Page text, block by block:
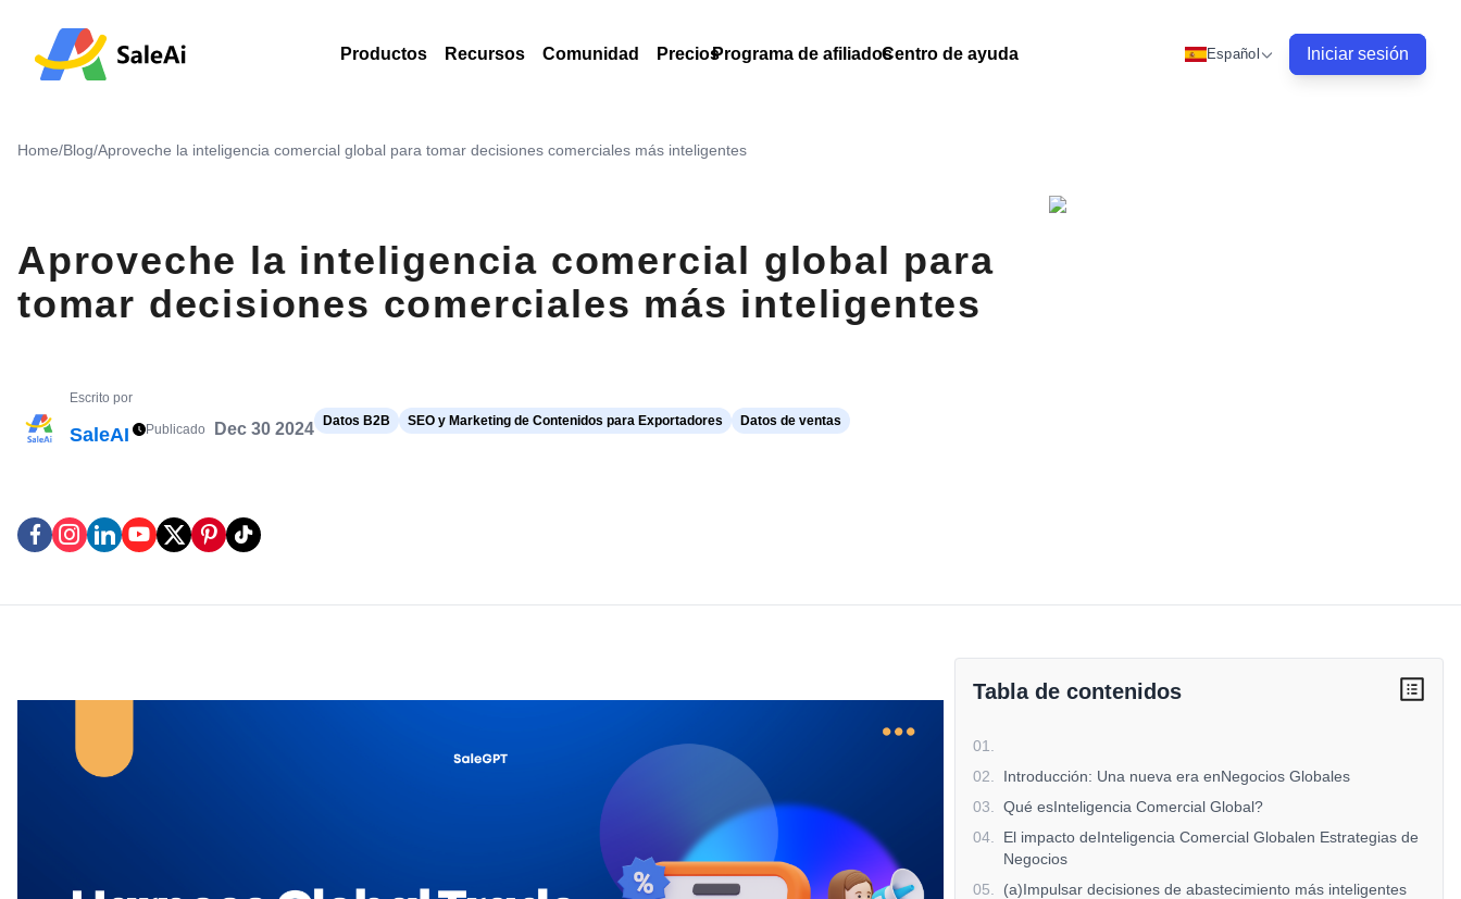
Productos Recursos Comunidad PreciosPrograma de afiliadosCentro de ayuda Español Iniciar sesión
Home/Blog/Aproveche la inteligencia comercial global para tomar decisiones comerciales más inteligentes
Aproveche la inteligencia comercial global para
tomar decisiones comerciales más inteligentes
Escrito por
SaleAI Publicado Dec 30 2024 Datos B2B SEO y Marketing de Contenidos para Exportadores Datos de ventas
Tabla de contenidos
01
02
Introducción: Una nueva era enNegocios Globales
03
Qué esInteligencia Comercial Global?
04
El impacto deInteligencia Comercial Globalen Estrategias de
Negocios
05
(a)Impulsar decisiones de abastecimiento más inteligentes